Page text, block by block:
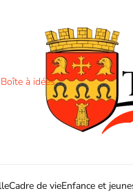
Boîte à idées
Cadre de vieEnfance et